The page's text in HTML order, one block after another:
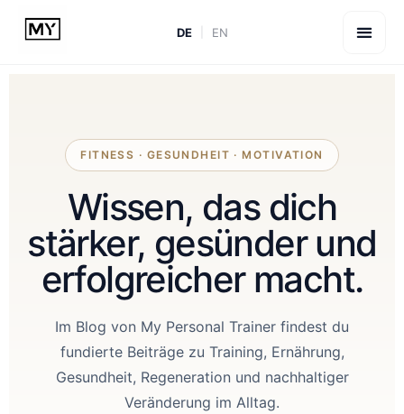
DE EN
FITNESS · GESUNDHEIT · MOTIVATION
Wissen, das dich
stärker, gesünder und
erfolgreicher macht.
Im Blog von My Personal Trainer findest du
fundierte Beiträge zu Training, Ernährung,
Gesundheit, Regeneration und nachhaltiger
Veränderung im Alltag.